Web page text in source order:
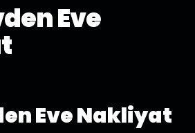
Eve
Eve Nakliyat